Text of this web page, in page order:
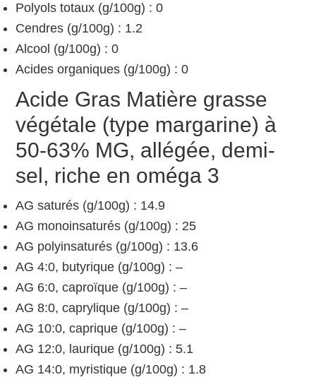
Polyols totaux (g/100g) : 0
Cendres (g/100g) : 1.2
Alcool (g/100g) : 0
Acides organiques (g/100g) : 0
Acide Gras Matière grasse
végétale (type margarine) à
50-63% MG, allégée, demi-
sel, riche en oméga 3
AG saturés (g/100g) : 14.9
AG monoinsaturés (g/100g) : 25
AG polyinsaturés (g/100g) : 13.6
AG 4:0, butyrique (g/100g) : –
AG 6:0, caproïque (g/100g) : –
AG 8:0, caprylique (g/100g) : –
AG 10:0, caprique (g/100g) : –
AG 12:0, laurique (g/100g) : 5.1
AG 14:0, myristique (g/100g) : 1.8